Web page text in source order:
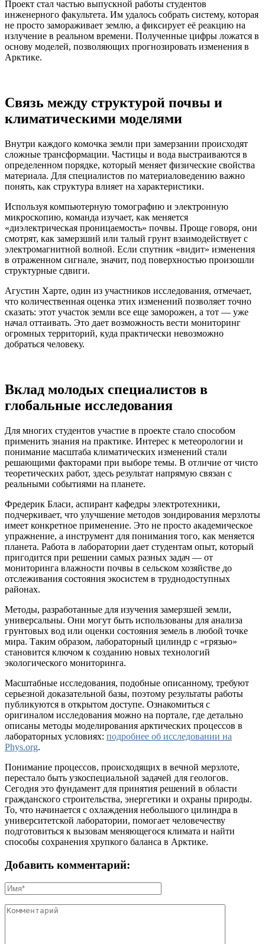
Проект стал частью выпускной работы студентов
инженерного факультета. Им удалось собрать систему, которая
не просто замораживает землю, а фиксирует её реакцию на
излучение в реальном времени. Полученные цифры ложатся в
основу моделей, позволяющих прогнозировать изменения в
Арктике.
Связь между структурой почвы и
климатическими моделями
Внутри каждого комочка земли при замерзании происходят
сложные трансформации. Частицы и вода выстраиваются в
определенном порядке, который меняет физические свойства
материала. Для специалистов по материаловедению важно
понять, как структура влияет на характеристики.
Используя компьютерную томографию и электронную
микроскопию, команда изучает, как меняется
«диэлектрическая проницаемость» почвы. Проще говоря, они
смотрят, как замерзший или талый грунт взаимодействует с
электромагнитной волной. Если спутник «видит» изменения
в отраженном сигнале, значит, под поверхностью произошли
структурные сдвиги.
Агустин Харте, один из участников исследования, отмечает,
что количественная оценка этих изменений позволяет точно
сказать: этот участок земли все еще заморожен, а тот — уже
начал оттаивать. Это дает возможность вести мониторинг
огромных территорий, куда практически невозможно
добраться человеку.
Вклад молодых специалистов в
глобальные исследования
Для многих студентов участие в проекте стало способом
применить знания на практике. Интерес к метеорологии и
понимание масштаба климатических изменений стали
решающими факторами при выборе темы. В отличие от чисто
теоретических работ, здесь результат напрямую связан с
реальными событиями на планете.
Фредерик Бласи, аспирант кафедры электротехники,
подчеркивает, что улучшение методов зондирования мерзлоты
имеет конкретное применение. Это не просто академическое
упражнение, а инструмент для понимания того, как меняется
планета. Работа в лаборатории дает студентам опыт, который
пригодится при решении самых разных задач — от
мониторинга влажности почвы в сельском хозяйстве до
отслеживания состояния экосистем в труднодоступных
районах.
Методы, разработанные для изучения замерзшей земли,
универсальны. Они могут быть использованы для анализа
грунтовых вод или оценки состояния земель в любой точке
мира. Таким образом, лабораторный цилиндр с «грязью»
становится ключом к созданию новых технологий
экологического мониторинга.
Масштабные исследования, подобные описанному, требуют
серьезной доказательной базы, поэтому результаты работы
публикуются в открытом доступе. Ознакомиться с
оригиналом исследования можно на портале, где детально
описаны методы моделирования арктических процессов в
лабораторных условиях: подробнее об исследовании на
Phys.org.
Понимание процессов, происходящих в вечной мерзлоте,
перестало быть узкоспециальной задачей для геологов.
Сегодня это фундамент для принятия решений в области
гражданского строительства, энергетики и охраны природы.
То, что начинается с охлаждения небольшого цилиндра в
университетской лаборатории, помогает человечеству
подготовиться к вызовам меняющегося климата и найти
способы сохранения хрупкого баланса в Арктике.
Добавить комментарий: